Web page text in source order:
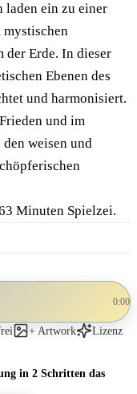
ein zu einer
mystischen
der Erde. In dieser
Ebenen des
und harmonisiert.
und im
weisen und
Minuten Spielzei.
0:00
+ Artwork
Lizenz
in 2 Schritten das